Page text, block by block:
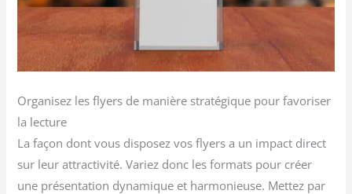
Organisez les flyers de manière stratégique pour favoriser
la lecture
La façon dont vous disposez vos flyers a un impact direct
sur leur attractivité. Variez donc les formats pour créer
une présentation dynamique et harmonieuse. Mettez par